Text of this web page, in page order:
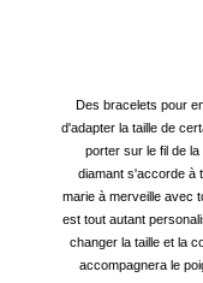
Des bracelets pour
d'adapter la taille de
porter sur le fil de
diamant s'accorde à
marie à merveille avec
est tout autant
changer la taille et la
accompagnera le